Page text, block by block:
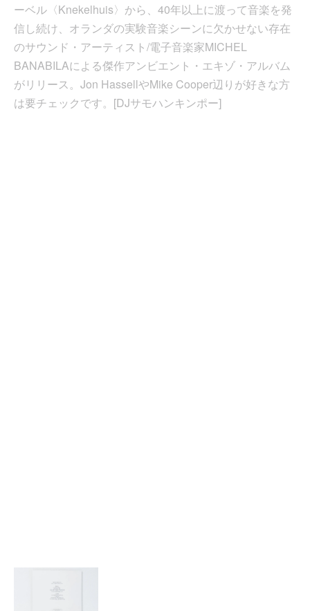
ーベル〈Knekelhuis〉から、40年以上に渡って音楽を発
信し続け、オランダの実験音楽シーンに欠かせない存在
のサウンド・アーティスト/電子音楽家MICHEL
BANABILAによる傑作アンビエント・エキゾ・アルバム
がリリース。Jon HassellやMike Cooper辺りが好きな方
は要チェックです。[DJサモハンキンポー]